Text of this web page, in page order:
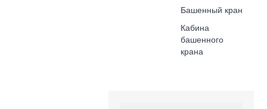
Башенный кран
Кабина
башенного
крана